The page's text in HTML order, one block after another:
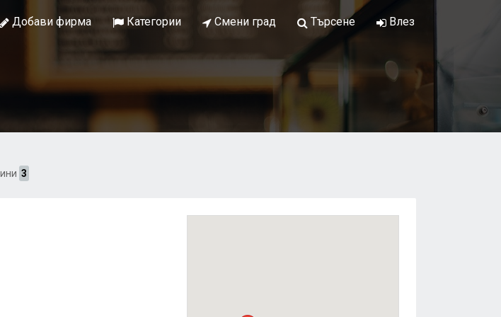
Добави фирма Категории Смени град Търсене Влез
3